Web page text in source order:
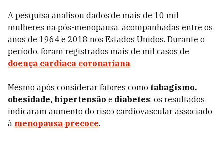
A pesquisa analisou dados de mais de 10 mil
mulheres na pós-menopausa, acompanhadas entre os
anos de 1964 e 2018 nos Estados Unidos. Durante o
período, foram registrados mais de mil casos de
doença cardíaca coronariana.
Mesmo após considerar fatores como tabagismo,
obesidade, hipertensão e diabetes, os resultados
indicaram aumento do risco cardiovascular associado
à menopausa precoce.